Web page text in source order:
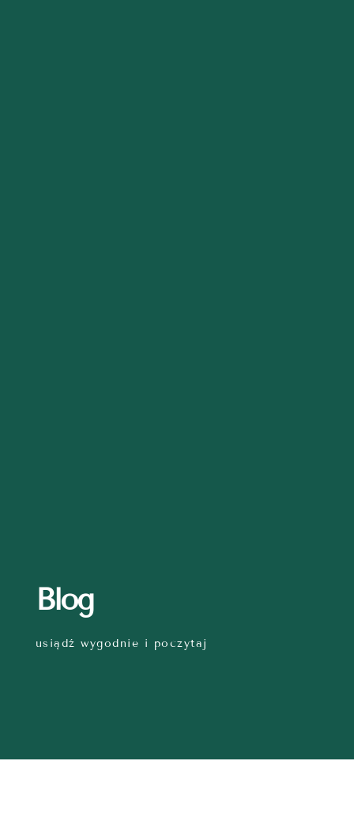
Blog
usiądź wygodnie i poczytaj